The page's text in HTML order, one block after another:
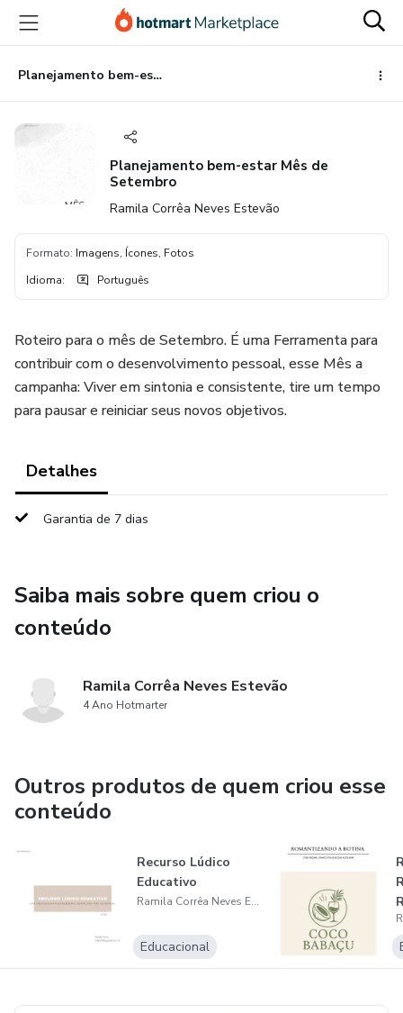
para
conteúdo
principal
para
pagamento
para
rodapé
Planejamento bem-estar Mês de Setembro
Planejamento bem-estar Mês de
Setembro
Ramila Corrêa Neves Estevão
Formato: Imagens, Ícones, Fotos
Idioma: Português
Roteiro para o mês de Setembro. É uma Ferramenta para
contribuir com o desenvolvimento pessoal, esse Mês a
campanha: Viver em sintonia e consistente, tire um tempo
para pausar e reiniciar seus novos objetivos.
Detalhes
Garantia de 7 dias
Saiba mais sobre quem criou o
conteúdo
Ramila Corrêa Neves Estevão
4 Ano Hotmarter
Outros produtos de quem criou esse
conteúdo
Recurso Lúdico
Educativo
Ramila Corrêa Neves Estevão
Educacional